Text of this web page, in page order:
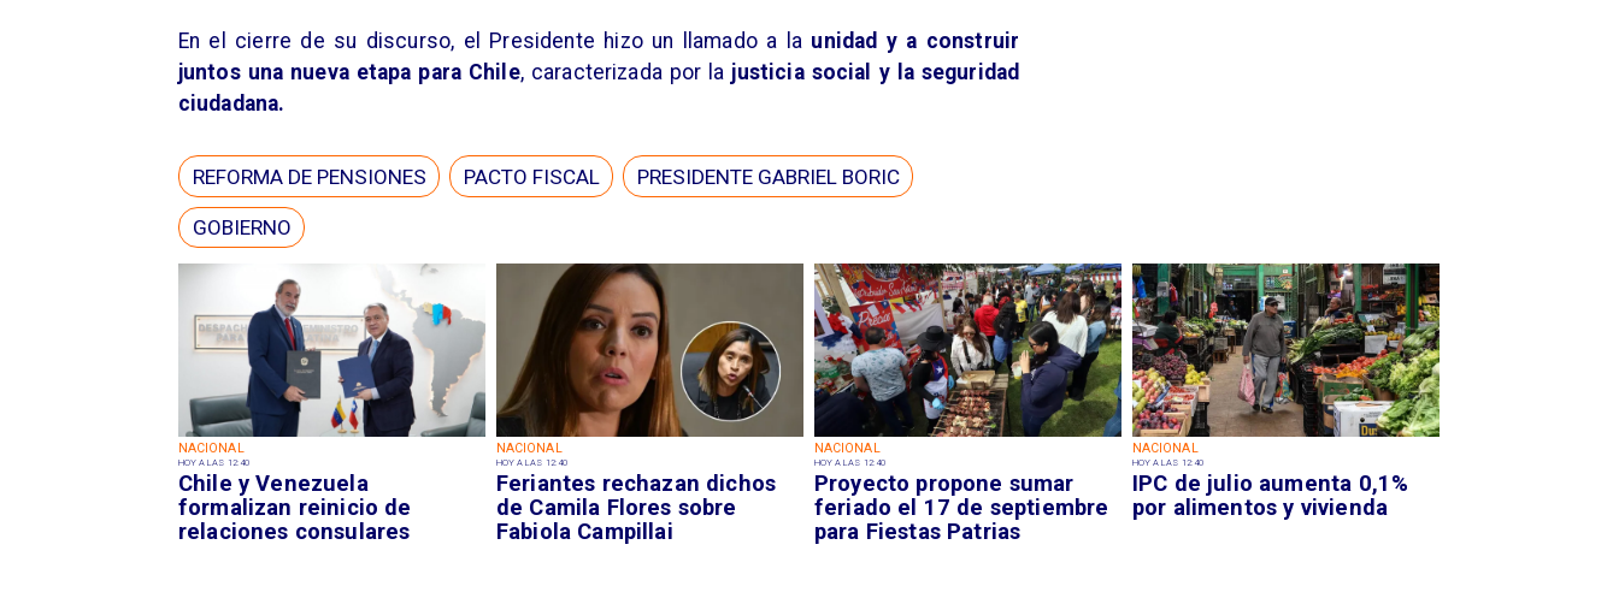
NACIONAL
HOY A LAS 12:40
Chile y Venezuela
formalizan reinicio de
relaciones consulares
NACIONAL
HOY A LAS 12:40
Feriantes rechazan dichos
de Camila Flores sobre
Fabiola Campillai
NACIONAL
HOY A LAS 12:40
Proyecto propone sumar
feriado el 17 de septiembre
para Fiestas Patrias
NACIONAL
HOY A LAS 12:40
IPC de julio aumenta 0,1%
por alimentos y vivienda
​En el cierre de su discurso, el Presidente hizo un llamado a la unidad y a construir
juntos una nueva etapa para Chile, caracterizada por la justicia social y la seguridad
ciudadana.
REFORMA DE PENSIONES PACTO FISCAL PRESIDENTE GABRIEL BORIC
GOBIERNO